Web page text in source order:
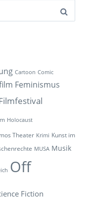
Cartoon Comic
Feminismus
Holocaust
Theater Krimi Kunst im
MUSA Musik
Off
Fiction